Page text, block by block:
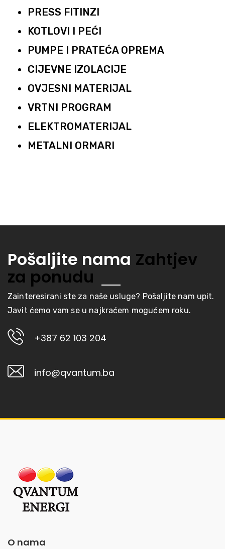
PRESS FITINZI
KOTLOVI I PEĆI
PUMPE I PRATEĆA OPREMA
CIJEVNE IZOLACIJE
OVJESNI MATERIJAL
VRTNI PROGRAM
ELEKTROMATERIJAL
METALNI ORMARI
Pošaljite nama Zahtjev
za ponudu
Zainteresirani ste za naše usluge? Pošaljite nam upit.
Javit ćemo vam se u najkraćem mogućem roku.
+387 62 103 204
info@qvantum.ba
O nama